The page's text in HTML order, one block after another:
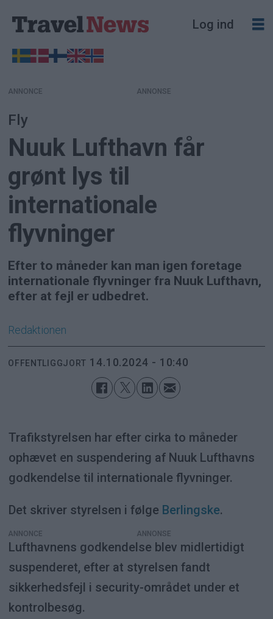
Log ind
ANNONCE
Fly
Nuuk Lufthavn får
grønt lys til
internationale
flyvninger
Efter to måneder kan man igen foretage
internationale flyvninger fra Nuuk Lufthavn,
efter at fejl er udbedret.
Redaktionen
OFFENTLIGGJORT 14.10.2024 - 10:40
Trafikstyrelsen har efter cirka to måneder
ophævet en suspendering af Nuuk Lufthavns
godkendelse til internationale flyvninger.
Det skriver styrelsen i følge Berlingske.
ANNONCE
Lufthavnens godkendelse blev midlertidigt
suspenderet, efter at styrelsen fandt
sikkerhedsfejl i security-området under et
kontrolbesøg.